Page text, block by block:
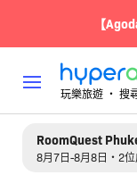
【
玩樂旅遊 ‧ 搜
RoomQuest
8月7日-8月8日・2位